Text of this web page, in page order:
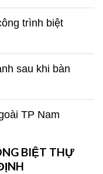
trình biệt
sau khi bàn
TP Nam
BIỆT THỰ